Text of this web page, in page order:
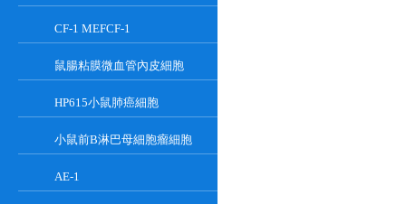
CF-1 MEFCF-1
鼠腸粘膜微血管內皮細胞
HP615小鼠肺癌細胞
小鼠前B淋巴母細胞瘤細胞
AE-1